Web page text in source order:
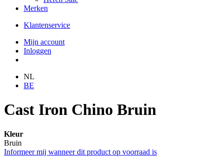
Merken
Klantenservice
Mijn account
Inloggen
NL
BE
Cast Iron Chino Bruin
Kleur
Bruin
Informeer mij wanneer dit product op voorraad is